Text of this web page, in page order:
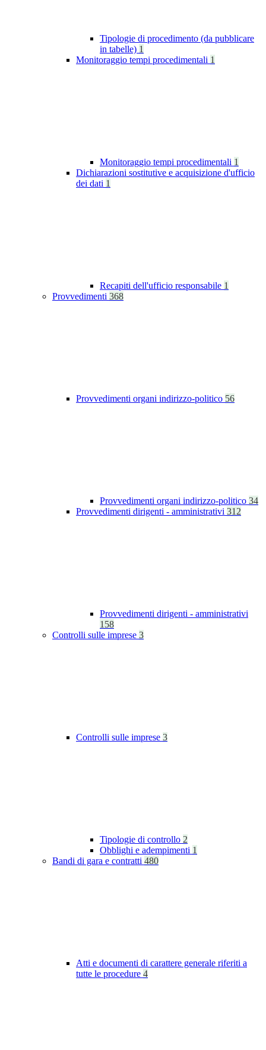
Tipologie di procedimento (da pubblicare
in tabelle) 1
Monitoraggio tempi procedimentali 1
Monitoraggio tempi procedimentali 1
Dichiarazioni sostitutive e acquisizione d'ufficio
dei dati 1
Recapiti dell'ufficio responsabile 1
Provvedimenti 368
Provvedimenti organi indirizzo-politico 56
Provvedimenti organi indirizzo-politico 34
Provvedimenti dirigenti - amministrativi 312
Provvedimenti dirigenti - amministrativi
158
Controlli sulle imprese 3
Controlli sulle imprese 3
Tipologie di controllo 2
Obblighi e adempimenti 1
Bandi di gara e contratti 480
Atti e documenti di carattere generale riferiti a
tutte le procedure 4